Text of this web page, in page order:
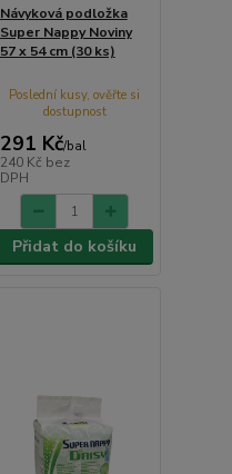
Návyková podložka
Super Nappy Noviny
57 x 54 cm (30 ks)
291 Kč/bal
240 Kč bez
DPH
Poslední kusy, ověřte si
dostupnost
Přidat do košíku